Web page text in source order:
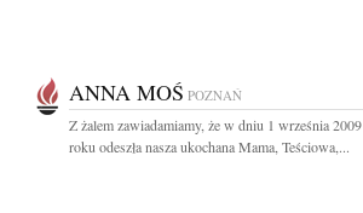
ANNA MOŚ POZNAŃ
Z żalem zawiadamiamy, że w dniu 1 września 2009
roku odeszła nasza ukochana Mama, Teściowa,...